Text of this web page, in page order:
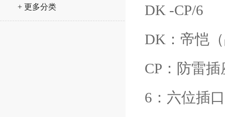
+ 更多分类
DK -CP/6
DK：帝恺
CP：防雷插
6：六位插